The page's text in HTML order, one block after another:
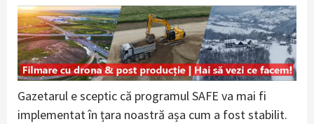
Gazetarul e sceptic că programul SAFE va mai fi
implementat în țara noastră așa cum a fost stabilit.